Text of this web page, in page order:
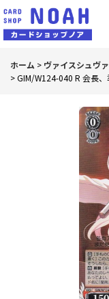
ホーム > ヴァイスシュヴ
>GIM/W124-040 R 会長